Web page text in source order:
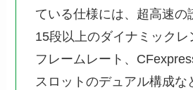
ている仕様には、超高速の
15段以上のダイナミック
フレームレート、
スロットのデュアル構成な